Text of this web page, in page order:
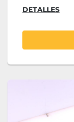
DETALLES